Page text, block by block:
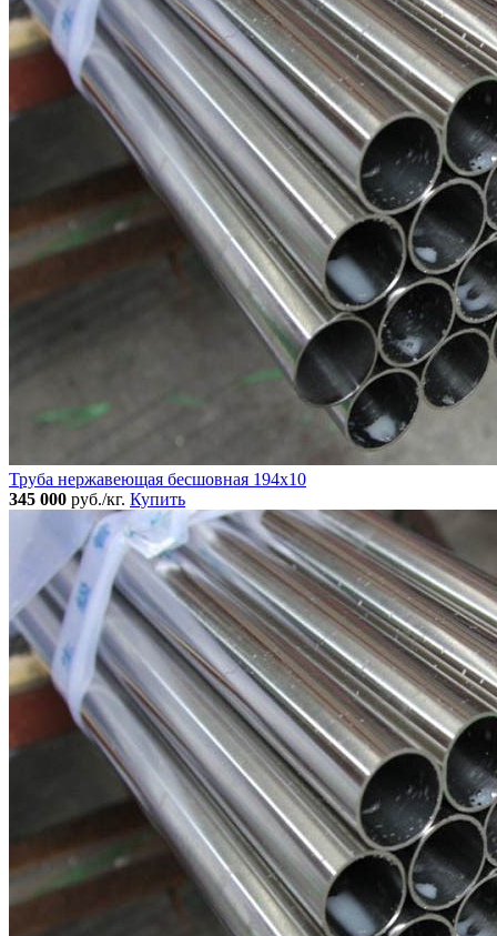
Труба нержавеющая бесшовная 194x10
345 000 руб./кг. Купить